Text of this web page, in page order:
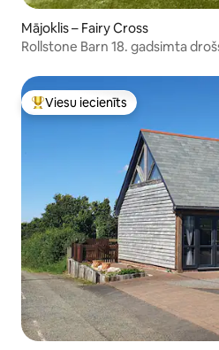
Mājoklis – Fairy Cross
Rollstone Barn 18. gadsimta
Populārs viesu iecienīts mājoklis
Viesu iecienīts